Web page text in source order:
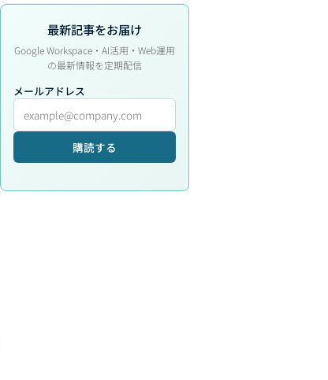
最新記事をお届け
Google Workspace・AI活用・Web運用
の最新情報を定期配信
メールアドレス
購読する